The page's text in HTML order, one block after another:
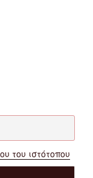
του ιστότοπου